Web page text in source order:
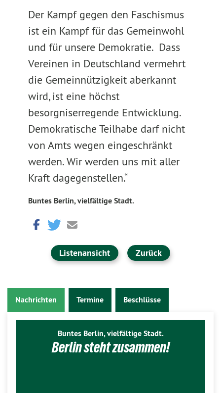
Der Kampf gegen den Faschismus
ist ein Kampf für das Gemeinwohl
und für unsere Demokratie. Dass
Vereinen in Deutschland vermehrt
die Gemeinnützigkeit aberkannt
wird, ist eine höchst
besorgniserregende Entwicklung.
Demokratische Teilhabe darf nicht
von Amts wegen eingeschränkt
werden. Wir werden uns mit aller
Kraft dagegenstellen.“
Buntes Berlin, vielfältige Stadt.
Listenansicht Zurück
Nachrichten Termine Beschlüsse
Buntes Berlin, vielfältige Stadt.
Berlin steht zusammen!